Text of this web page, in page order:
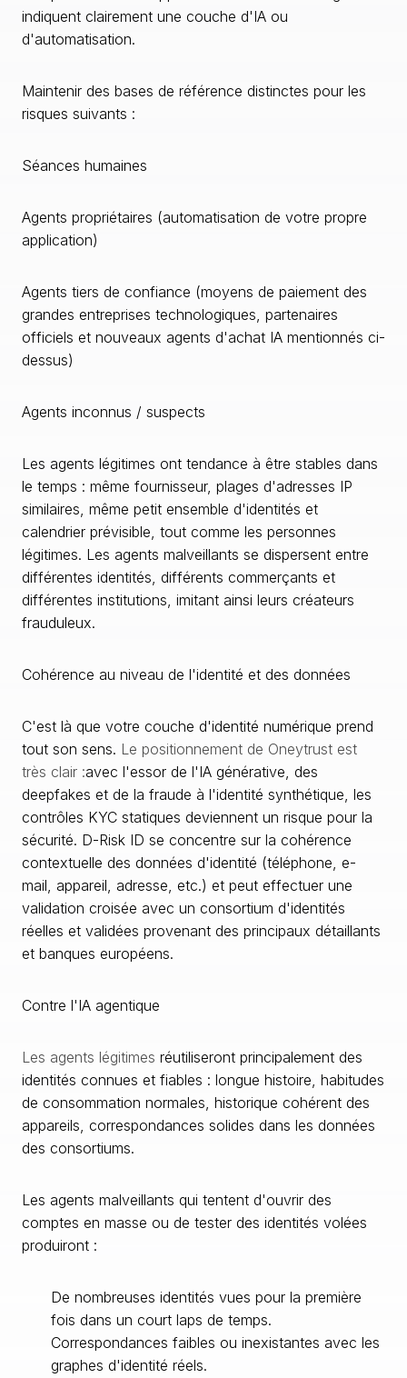
indiquent clairement une couche d'IA ou
d'automatisation.
Maintenir des bases de référence distinctes pour les
risques suivants :
Séances humaines
Agents propriétaires (automatisation de votre propre
application)
Agents tiers de confiance (moyens de paiement des
grandes entreprises technologiques, partenaires
officiels et nouveaux agents d'achat IA mentionnés ci-
dessus)
Agents inconnus / suspects
Les agents légitimes ont tendance à être stables dans
le temps : même fournisseur, plages d'adresses IP
similaires, même petit ensemble d'identités et
calendrier prévisible, tout comme les personnes
légitimes. Les agents malveillants se dispersent entre
différentes identités, différents commerçants et
différentes institutions, imitant ainsi leurs créateurs
frauduleux.
Cohérence au niveau de l'identité et des données
C'est là que votre couche d'identité numérique prend
tout son sens. Le positionnement de Oneytrust est
très clair :avec l'essor de l'IA générative, des
deepfakes et de la fraude à l'identité synthétique, les
contrôles KYC statiques deviennent un risque pour la
sécurité. D-Risk ID se concentre sur la cohérence
contextuelle des données d'identité (téléphone, e-
mail, appareil, adresse, etc.) et peut effectuer une
validation croisée avec un consortium d'identités
réelles et validées provenant des principaux détaillants
et banques européens.
Contre l'IA agentique
Les agents légitimes réutiliseront principalement des
identités connues et fiables : longue histoire, habitudes
de consommation normales, historique cohérent des
appareils, correspondances solides dans les données
des consortiums.
Les agents malveillants qui tentent d'ouvrir des
comptes en masse ou de tester des identités volées
produiront :
De nombreuses identités vues pour la première
fois dans un court laps de temps.
Correspondances faibles ou inexistantes avec les
graphes d'identité réels.